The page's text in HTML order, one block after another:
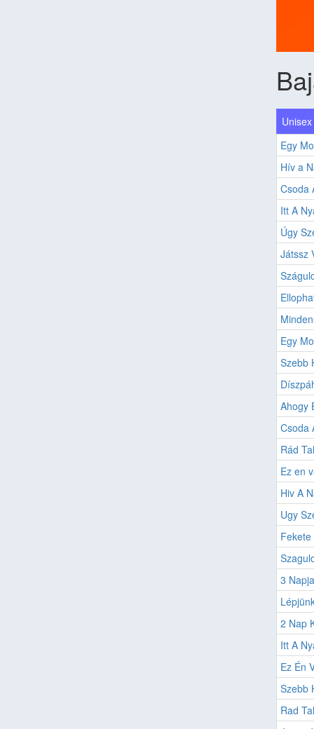
Egy
Hív a
Csoda
Itt A
Úgy
Játssz
Egy
Szebb
Ahogy
Csoda
Rád
Ez en
Hiv A
Ugy
3
2 Nap
Itt A
Ez Én
Szebb
Rad